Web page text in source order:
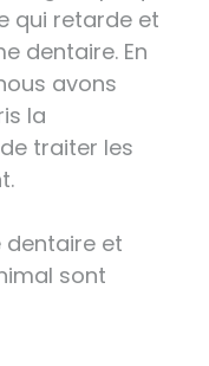
qui retarde et
dentaire. En
avons
la
traiter les
dentaire et
sont